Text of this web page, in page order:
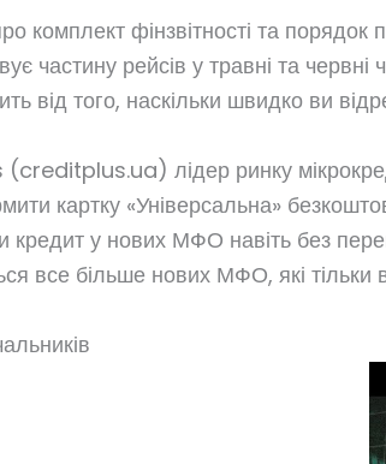
комплект фінзвітності та
частину рейсів у травні та
від того, наскільки швидко ви
лідер ринку
картку «Універсальна»
у нових МФО навіть без
все більше нових МФО, які